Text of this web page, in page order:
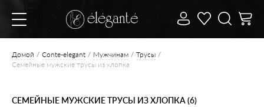
Домой Conte-elegant Мужчинам
Трусы
Семейные мужские трусы из хлопка
СЕМЕЙНЫЕ МУЖСКИЕ ТРУСЫ ИЗ ХЛОПКА (6)